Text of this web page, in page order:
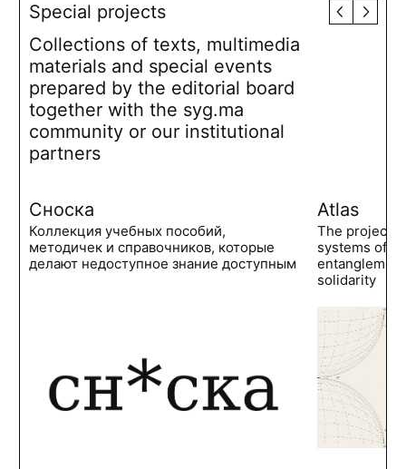
Special projects
Collections of texts, multimedia
materials and special events
prepared by the editorial board
together with the syg.ma
community or our institutional
partners
Сноска
Коллекция учебных пособий,
методичек и справочников, которые
делают недоступное знание доступным
Atlas
The project
systems of
solidarity